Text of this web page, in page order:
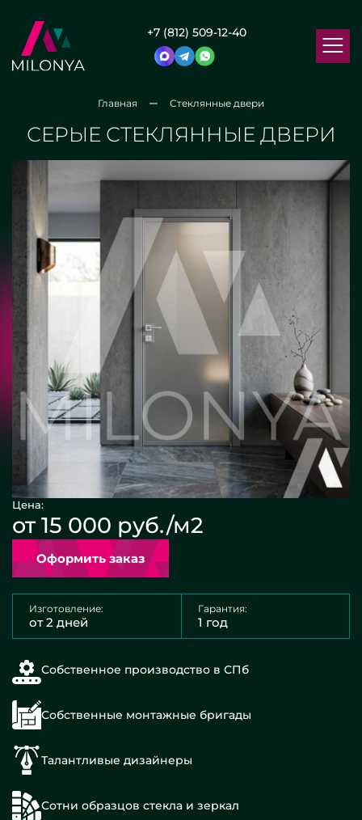
+7 (812) 509-12-40
Главная Стеклянные двери
СЕРЫЕ СТЕКЛЯННЫЕ ДВЕРИ
Цена:
от 15 000 руб./м2
Оформить заказ
Изготовление:
от 2 дней
Гарантия:
1 год
Собственное производство в СПб
Собственные монтажные бригады
Талантливые дизайнеры
Сотни образцов стекла и зеркал